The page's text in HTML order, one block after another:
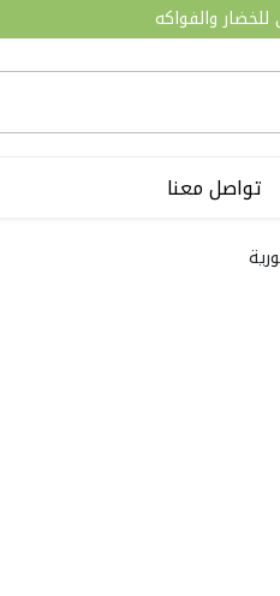
للخضار والفواكه
تواصل معنا